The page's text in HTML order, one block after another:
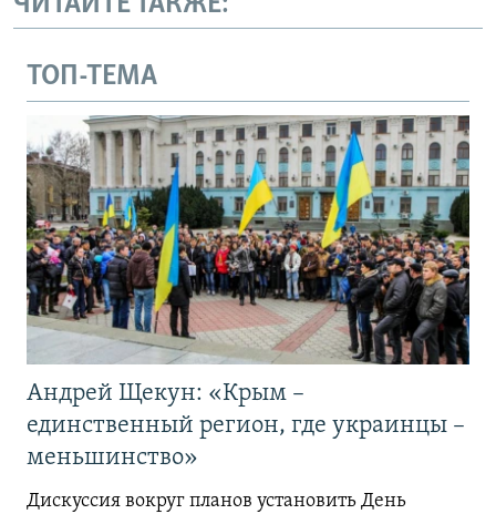
ТОП-ТЕМА
Андрей Щекун: «Крым –
единственный регион, где украинцы –
меньшинство»
Дискуссия вокруг планов установить День